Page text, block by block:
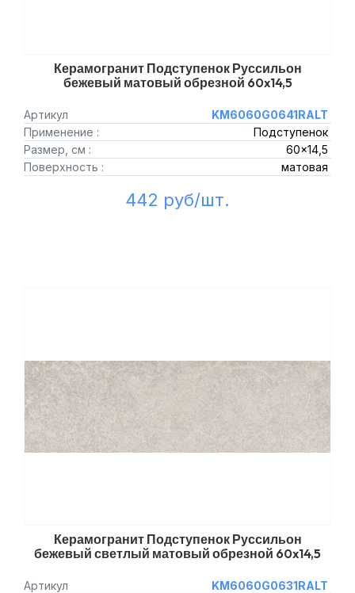
Керамогранит Подступенок Руссильон
бежевый матовый обрезной 60x14,5
Артикул
KM6060G0641RALT
Применение :
Подступенок
Размер, см :
60x14,5
Поверхность :
матовая
442 руб/шт.
Керамогранит Подступенок Руссильон
бежевый светлый матовый обрезной 60x14,5
Артикул
KM6060G0631RALT